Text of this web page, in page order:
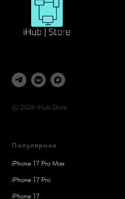
© 2026 iHub Store
Популярное
iPhone 17 Pro Max
iPhone 17 Pro
iPhone 17